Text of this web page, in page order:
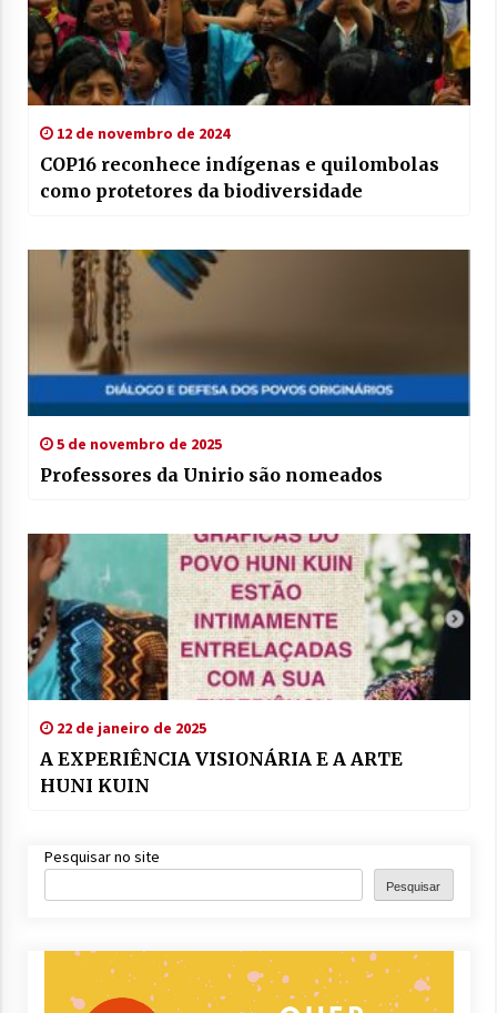
12 de novembro de 2024
COP16 reconhece indígenas e quilombolas
como protetores da biodiversidade
5 de novembro de 2025
Professores da Unirio são nomeados
22 de janeiro de 2025
A EXPERIÊNCIA VISIONÁRIA E A ARTE
HUNI KUIN
Pesquisar no site
Pesquisar